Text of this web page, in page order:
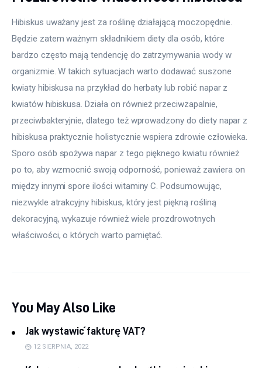
Hibiskus uważany jest za roślinę działającą moczopędnie.
Będzie zatem ważnym składnikiem diety dla osób, które
bardzo często mają tendencję do zatrzymywania wody w
organizmie. W takich sytuacjach warto dodawać suszone
kwiaty hibiskusa na przykład do herbaty lub robić napar z
kwiatów hibiskusa. Działa on również przeciwzapalnie,
przeciwbakteryjnie, dlatego też wprowadzony do diety napar z
hibiskusa praktycznie holistycznie wspiera zdrowie człowieka.
Sporo osób spożywa napar z tego pięknego kwiatu również
po to, aby wzmocnić swoją odporność, ponieważ zawiera on
między innymi spore ilości witaminy C. Podsumowując,
niezwykle atrakcyjny hibiskus, który jest piękną rośliną
dekoracyjną, wykazuje również wiele prozdrowotnych
właściwości, o których warto pamiętać.
You May Also Like
Jak wystawić fakturę VAT?
12 SIERPNIA, 2022